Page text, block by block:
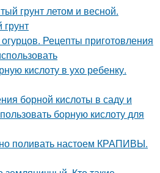
грунт летом и весной.
Рецепты приготовления
кислоту в ухо ребенку.
борной кислоты в саду и
борную кислоту для
поливать настоем КРАПИВЫ.